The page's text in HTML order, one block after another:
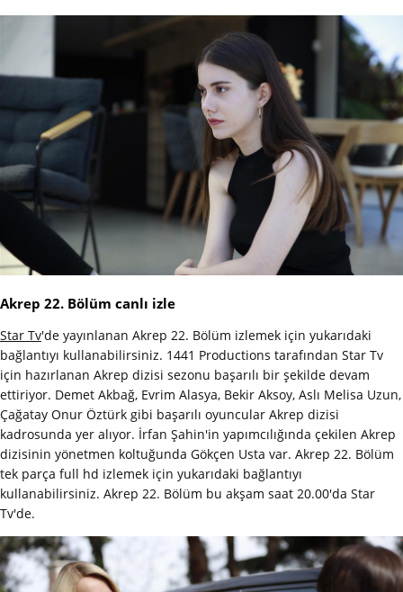
Akrep 22. Bölüm canlı izle
Star Tv'de yayınlanan Akrep 22. Bölüm izlemek için yukarıdaki
bağlantıyı kullanabilirsiniz. 1441 Productions tarafından Star Tv
için hazırlanan Akrep dizisi sezonu başarılı bir şekilde devam
ettiriyor. Demet Akbağ, Evrim Alasya, Bekir Aksoy, Aslı Melisa Uzun,
Çağatay Onur Öztürk gibi başarılı oyuncular Akrep dizisi
kadrosunda yer alıyor. İrfan Şahin'in yapımcılığında çekilen Akrep
dizisinin yönetmen koltuğunda Gökçen Usta var. Akrep 22. Bölüm
tek parça full hd izlemek için yukarıdaki bağlantıyı
kullanabilirsiniz. Akrep 22. Bölüm bu akşam saat 20.00'da Star
Tv'de.